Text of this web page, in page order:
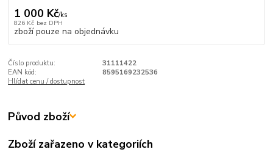
1 000 Kč/ks
826 Kč bez DPH
zboží pouze na objednávku
Číslo produktu:
31111422
EAN kód:
8595169232536
Hlídat cenu / dostupnost
Původ zboží
Zboží zařazeno v kategoriích